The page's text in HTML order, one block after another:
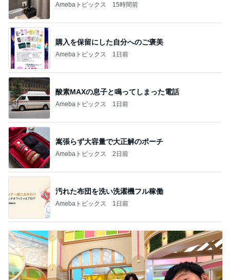
Amebaトピックス 15時間前
購入を保留にした自分へのご褒美
Amebaトピックス 1日前
酸素MAXの息子と鳴ってしまった電話
Amebaトピックス 1日前
嵩張らず大容量で大正解のポーチ
Amebaトピックス 2日前
汚れた布団を洗い洗濯機フル稼働
Amebaトピックス 1日前